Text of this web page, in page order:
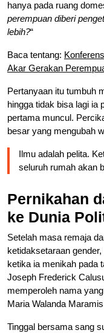
hanya pada ruang
perempuan diberi
lebih?“
Baca tentang:
Akar Gerakan
Pertanyaan itu tumbuh
hingga tidak bisa lagi ia
pertama muncul.
besar yang mengubah
Ilmu adalah pelita.
seluruh rumah akan
Pernikahan
ke Dunia
Setelah masa remaja
ketidaksetaraan
ketika ia menikah pada
Joseph Frederick
memperoleh nama
Maria Walanda
Tinggal bersama sang